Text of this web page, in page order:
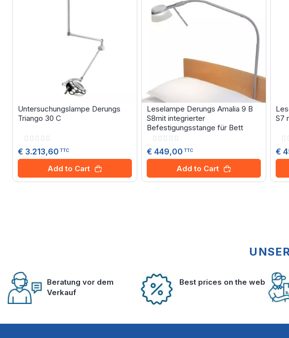
Untersuchungslampe Derungs
Triango 30 C
Rating:
€ 3.213,60 TTC
Add to Cart
Leselampe Derungs Amalia 9 B
S8mit integrierter
Befestigungsstange für Bett
Rating:
€ 449,00 TTC
Add to Cart
S7
€
Beratung vor dem
Verkauf
Best prices on the web